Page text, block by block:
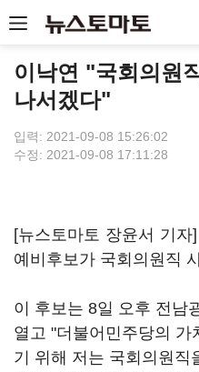
이낙연 "국회의원
나서겠다"
입력: 2021-09-08 15:26:02
수정: 2021-09-08 17:11:28
[뉴스토마토 장윤서 기
예비후보가 국회의원직
이 후보는 8일 오후 전남
열고 "더불어민주당의 가
기 위해 저는 국회의원직